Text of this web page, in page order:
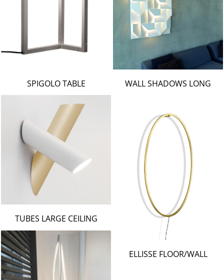
WALL SHADOWS LONG
SPIGOLO TABLE
ELLISSE FLOOR/WALL
TUBES LARGE CEILING